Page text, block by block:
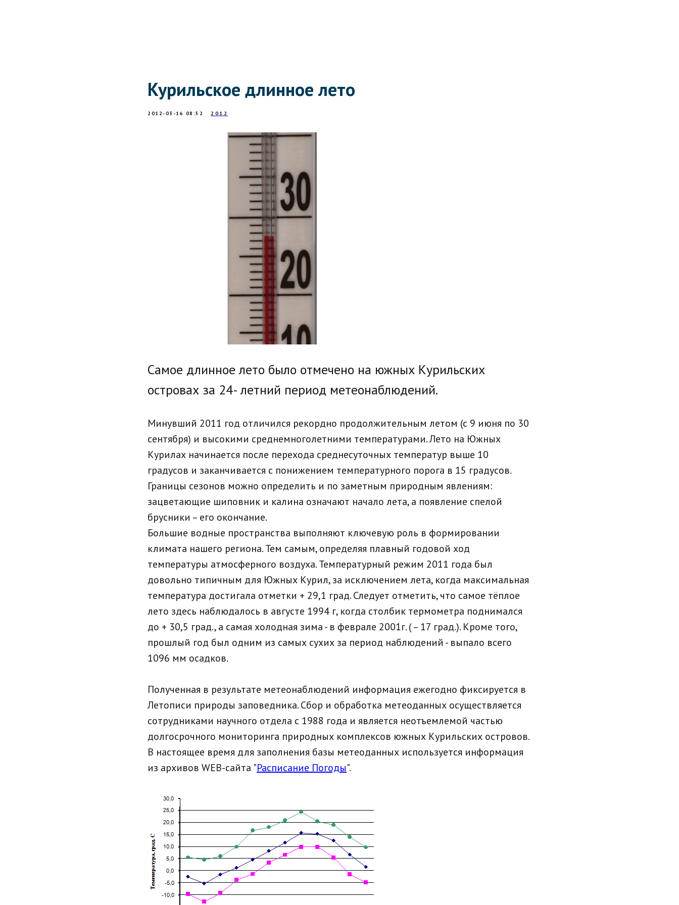
Курильское длинное лето
2012-03-16 08:52 2012
Самое длинное лето было отмечено на южных Курильских
островах за 24- летний период метеонаблюдений.
Минувший 2011 год отличился рекордно продолжительным летом (с 9 июня по 30
сентября) и высокими среднемноголетними температурами. Лето на Южных
Курилах начинается после перехода среднесуточных температур выше 10
градусов и заканчивается с понижением температурного порога в 15 градусов.
Границы сезонов можно определить и по заметным природным явлениям:
зацветающие шиповник и калина означают начало лета, а появление спелой
брусники – его окончание.
Большие водные пространства выполняют ключевую роль в формировании
климата нашего региона. Тем самым, определяя плавный годовой ход
температуры атмосферного воздуха. Температурный режим 2011 года был
довольно типичным для Южных Курил, за исключением лета, когда максимальная
температура достигала отметки + 29,1 град. Следует отметить, что самое тёплое
лето здесь наблюдалось в августе 1994 г, когда столбик термометра поднимался
до + 30,5 град., а самая холодная зима - в феврале 2001г. ( – 17 град.). Кроме того,
прошлый год был одним из самых сухих за период наблюдений - выпало всего
1096 мм осадков.
Полученная в результате метеонаблюдений информация ежегодно фиксируется в
Летописи природы заповедника. Сбор и обработка метеоданных осуществляется
сотрудниками научного отдела с 1988 года и является неотъемлемой частью
долгосрочного мониторинга природных комплексов южных Курильских островов.
В настоящее время для заполнения базы метеоданных используется информация
из архивов WEB-сайта "Расписание Погоды".